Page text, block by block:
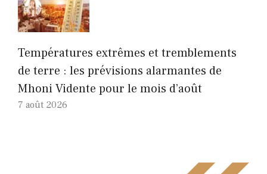
Températures extrêmes et tremblements
de terre : les prévisions alarmantes de
Mhoni Vidente pour le mois d’août
7 août 2026